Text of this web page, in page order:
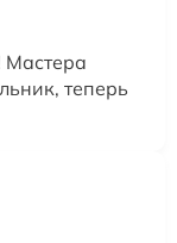
Мастера
теперь